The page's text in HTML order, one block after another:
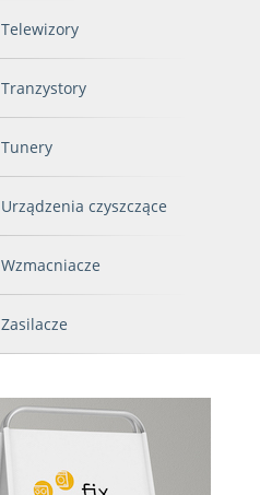
Telewizory
Tranzystory
Tunery
Urządzenia czyszczące
Wzmacniacze
Zasilacze